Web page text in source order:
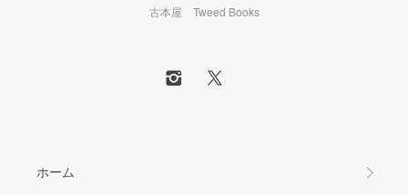
古本屋 Tweed Books
ホーム